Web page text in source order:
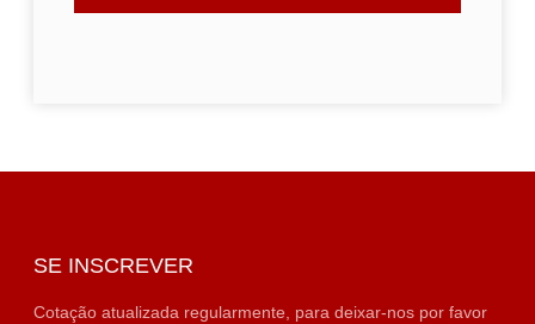
SE INSCREVER
Cotação atualizada regularmente, para deixar-nos por favor